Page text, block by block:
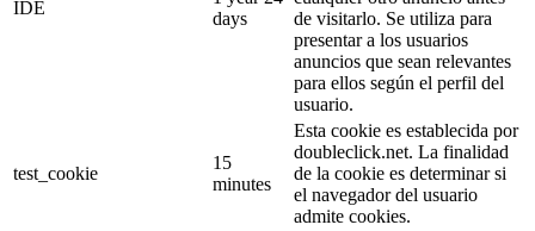
IDE
days
de visitarlo. Se utiliza para
presentar a los usuarios
anuncios que sean relevantes
para ellos según el perfil del
usuario.
test_cookie
15
minutes
Esta cookie es establecida por
doubleclick.net. La finalidad
de la cookie es determinar si
el navegador del usuario
admite cookies.